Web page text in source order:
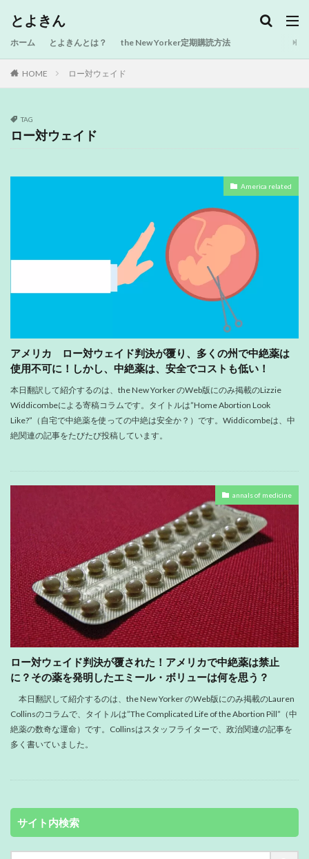
とよきん
ホーム とよきんとは？ the New Yorker定期購読方法
HOME ロー対ウェイド
TAG
ロー対ウェイド
America related
アメリカ ロー対ウェイド判決が覆り、多くの州で中絶薬は
使用不可に！しかし、中絶薬は、安全でコストも低い！
本日翻訳して紹介するのは、the New Yorker のWeb版にのみ掲載のLizzie
Widdicombeによる寄稿コラムです。タイトルは”Home Abortion Look
Like?”（自宅で中絶薬を使っての中絶は安全か？）です。Widdicombeは、中
絶関連の記事をたびたび投稿しています。
annals of medicine
ロー対ウェイド判決が覆された！アメリカで中絶薬は禁止
に？その薬を発明したエミール・ボリューは何を思う？
本日翻訳して紹介するのは、the New Yorker のWeb版にのみ掲載のLauren
Collinsのコラムで、タイトルは”The Complicated Life of the Abortion Pill”（中
絶薬の数奇な運命）です。Collinsはスタッフライターで、政治関連の記事を
多く書いていました。
サイト内検索